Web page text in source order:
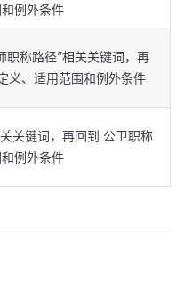
例外条件
职称路径”相关关键词，再
义、适用范围和例外条件
关键词，再回到 公卫职称
例外条件